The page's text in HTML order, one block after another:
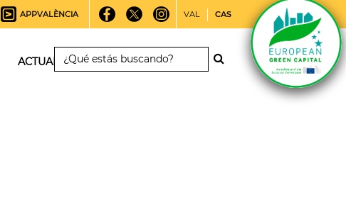
APPVALÈNCIA VAL CAS
ACTUALIDAD